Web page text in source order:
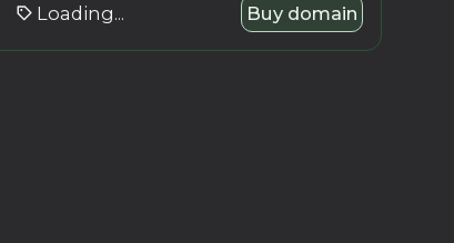
Loading... Buy domain